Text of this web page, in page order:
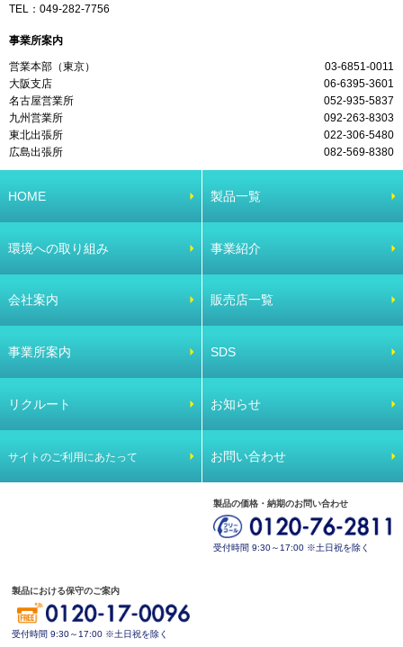
TEL： 049-282-7756
事業所案内
営業本部（東京）
03-6851-0011
大阪支店
06-6395-3601
名古屋営業所
052-935-5837
九州営業所
092-263-8303
東北出張所
022-306-5480
広島出張所
082-569-8380
HOME 製品一覧
環境への取り組み 事業紹介
会社案内 販売店一覧
事業所案内 SDS
リクルート お知らせ
サイトのご利用にあたって お問い合わせ
製品の価格・納期のお問い合わせ
受付時間 9:30～17:00 ※土日祝を除く
製品における保守のご案内
受付時間 9:30～17:00 ※土日祝を除く